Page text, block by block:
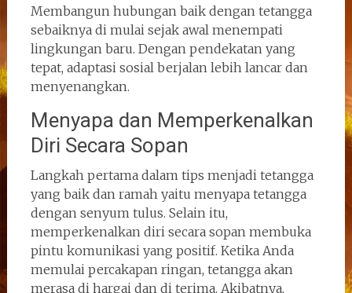
Membangun hubungan baik dengan tetangga
sebaiknya di mulai sejak awal menempati
lingkungan baru. Dengan pendekatan yang
tepat, adaptasi sosial berjalan lebih lancar dan
menyenangkan.
Menyapa dan Memperkenalkan
Diri Secara Sopan
Langkah pertama dalam tips menjadi tetangga
yang baik dan ramah yaitu menyapa tetangga
dengan senyum tulus. Selain itu,
memperkenalkan diri secara sopan membuka
pintu komunikasi yang positif. Ketika Anda
memulai percakapan ringan, tetangga akan
merasa di hargai dan di terima. Akibatnya,